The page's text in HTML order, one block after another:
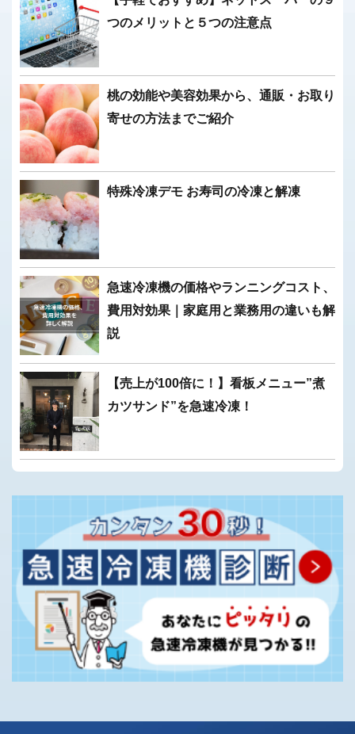
つのメリットと５つの注意点
桃の効能や美容効果から、通販・お取り
寄せの方法までご紹介
特殊冷凍デモ お寿司の冷凍と解凍
急速冷凍機の価格やランニングコスト、
費用対効果｜家庭用と業務用の違いも解
説
【売上が100倍に！】看板メニュー”煮
カツサンド”を急速冷凍！